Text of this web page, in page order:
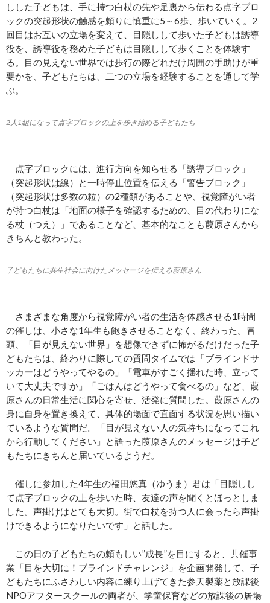
しした子どもは、手に持つ白杖の先や足裏から伝わる点字ブロ
ックの突起形状の触感を頼りに慎重に5～6歩、歩いていく。2
回目はお互いの立場を変えて、目隠しして歩いた子どもは誘導
役を、誘導役を務めた子どもは目隠しして歩くことを体験す
る。目の見えない世界では歩行の際どれだけ周囲の手助けが重
要かを、子どもたちは、二つの立場を経験することを通して学
ぶ。
2人1組になって点字ブロックの上を歩き始める子どもたち
点字ブロックには、進行方向を知らせる「誘導ブロック」
（突起形状は線）と一時停止位置を伝える「警告ブロック」
（突起形状は多数の粒）の2種類があることや、視覚障がい者
が持つ白杖は「地面の様子を確認するための、目の代わりにな
る杖（つえ）」であることなど、基本的なことも葭原さんから
きちんと教わった。
子どもたちに共生社会に向けたメッセージを伝える葭原さん
さまざまな角度から視覚障がい者の生活を体感させる1時間
の催しは、小さな1年生も飽きさせることなく、終わった。冒
頭、「目が見えない世界」を想像できずに怖がるだけだった子
どもたちは、終わりに際しての質問タイムでは「ブラインドサ
ッカーはどうやってやるの」「電車がすごく揺れた時、立って
いて大丈夫ですか」「ごはんはどうやって食べるの」など、葭
原さんの日常生活に関心を寄せ、活発に質問した。葭原さんの
身に自身を置き換えて、具体的場面で直面する状況を思い描い
ているような質問だ。「目が見えない人の気持ちになってこれ
から行動してください」と語った葭原さんのメッセージは子ど
もたちにきちんと届いているようだ。
催しに参加した4年生の福田悠真（ゆうま）君は「目隠しし
て点字ブロックの上を歩いた時、友達の声を聞くとほっとしま
した。声掛けはとても大切。街で白杖を持つ人に会ったら声掛
けできるようになりたいです」と話した。
この日の子どもたちの頼もしい”成長”を目にすると、共催事
業「目を大切に！ブラインドチャレンジ」を企画開発して、子
どもたちにふさわしい内容に練り上げてきた参天製薬と放課後
NPOアフタースクールの両者が、学童保育などの放課後の居場